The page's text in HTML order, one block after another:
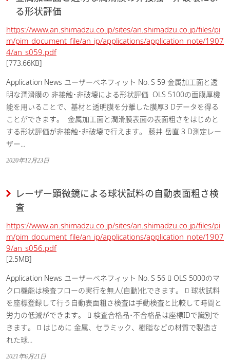
る形状評価
https://www.an.shimadzu.co.jp/sites/an.shimadzu.co.jp/files/pi
m/pim_document_file/an_jp/applications/application_note/1907
4/an_s059.pdf
[773.66KB]
Application News ユーザーベネフィット No. S 59 金属加工面と透
明な潤滑膜の 非接触･非破壊による形状評価  OLS 5100の面膜厚機
能を用いることで、基材と透明膜を分離した膜厚3 Dデータを得る
ことができます。  金属加工面と潤滑膜表面の表面粗さをはじめと
する形状評価が非接触･非破壊で行えます。 藤井 岳直 3 D測定レー
ザー...
2020年12月23日
レーザー顕微鏡による球状試料の自動表面粗さ検
査
https://www.an.shimadzu.co.jp/sites/an.shimadzu.co.jp/files/pi
m/pim_document_file/an_jp/applications/application_note/1907
9/an_s056.pdf
[2.5MB]
Application News ユーザーベネフィット No. S 56  OLS 5000のマ
クロ機能は検査フローの実行を無人(自動)化できます。  球状試料
を座標登録して行う自動表面粗さ検査は手動検査と比較して時間と
労力の低減ができます。  検査合格品･不合格品は座標IDで識別で
きます。  はじめに 金属、セラミック、樹脂などの材質で製造さ
れた球...
2021年6月21日